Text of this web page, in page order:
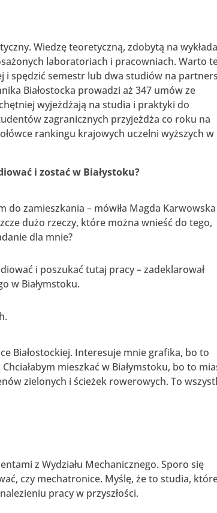
Wiedzę teoretyczną, zdobytą na
laboratoriach i pracowniach. Warto
i spędzić semestr lub dwa studiów na
Białostocka prowadzi aż 347 umów ze
wyjeżdżają na studia i praktyki do
zagranicznych przyjeżdża co roku na
rankingu krajowych uczelni wyższych w
i zostać w Białystoku?
do zamieszkania – mówiła Magda
dużo rzeczy, które można wnieść do tego,
dla mnie?
i poszukać tutaj pracy – zadeklarował
w Białymstoku.
Białostockiej. Interesuje mnie grafika, bo to
mieszkać w Białymstoku, bo to
zielonych i ścieżek rowerowych. To
z Wydziału Mechanicznego. Sporo się
czy mechatronice. Myślę, że to studia,
pracy w przyszłości.